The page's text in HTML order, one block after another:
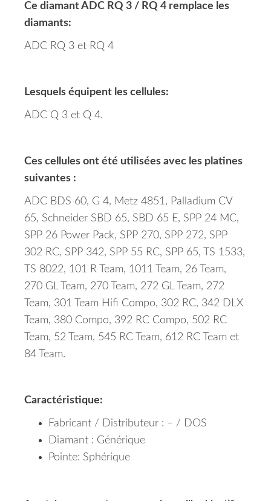
Ce diamant ADC RQ 3 / RQ 4 remplace les
diamants:
ADC RQ 3 et RQ 4
Lesquels équipent les cellules:
ADC Q 3 et Q 4.
Ces cellules ont été utilisées avec les platines
suivantes :
ADC BDS 60, G 4, Metz 4851, Palladium CV
65, Schneider SBD 65, SBD 65 E, SPP 24 MC,
SPP 26 Power Pack, SPP 270, SPP 272, SPP
302 RC, SPP 342, SPP 55 RC, SPP 65, TS 1533,
TS 8022, 101 R Team, 1011 Team, 26 Team,
270 GL Team, 270 Team, 272 GL Team, 272
Team, 301 Team Hifi Compo, 302 RC, 342 DLX
Team, 380 Compo, 392 RC Compo, 502 RC
Team, 52 Team, 545 RC Team, 612 RC Team et
84 Team.
Caractéristique:
Fabricant / Distributeur : – / DOS
Diamant : Générique
Pointe: Sphérique